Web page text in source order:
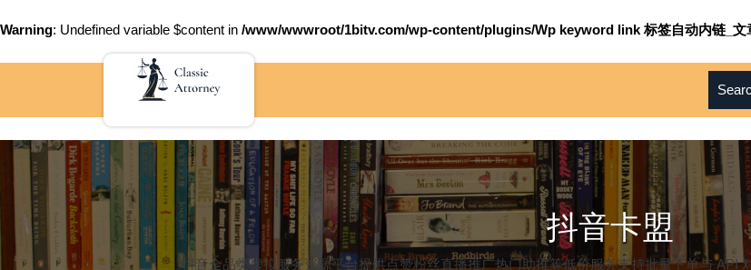
Warning: Undefined variable $content in /www/wwwroot/1bitv.com/wp-content/plugins/Wp keyword link 标签自动内链_
抖音卡盟
抖音全品类虚拟服务资源平台提供点赞粉丝直播推广热门助推等低价服务支持批量下单与 API